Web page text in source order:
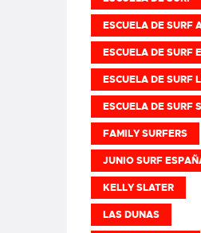
ESCUELA DE SURF
ESCUELA DE SURF
ESCUELA DE SURF
ESCUELA DE SURF
FAMILY SURFERS
JUNIO SURF
KELLY SLATER
LAS DUNAS